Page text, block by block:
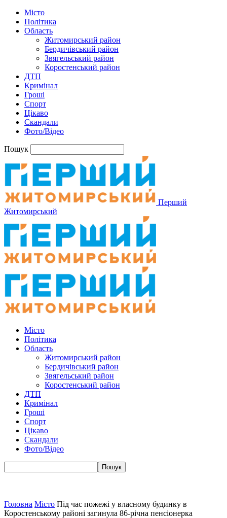
Місто
Політика
Область
Житомирський район
Бердичівський район
Звягельський район
Коростенський район
ДТП
Кримінал
Гроші
Спорт
Цікаво
Скандали
Фото/Відео
Пошук
Перший
Житомирський
Місто
Політика
Область
Житомирський район
Бердичівський район
Звягельський район
Коростенський район
ДТП
Кримінал
Гроші
Спорт
Цікаво
Скандали
Фото/Відео
Головна Місто Під час пожежі у власному будинку в
Коростенському районі загинула 86-річна пенсіонерка